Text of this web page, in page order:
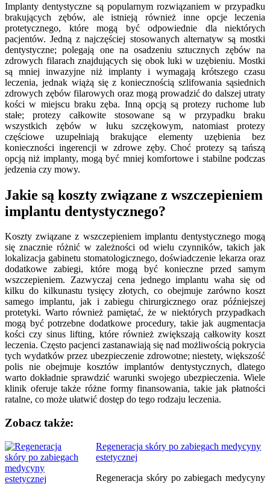
Implanty dentystyczne są popularnym rozwiązaniem w przypadku
brakujących zębów, ale istnieją również inne opcje leczenia
protetycznego, które mogą być odpowiednie dla niektórych
pacjentów. Jedną z najczęściej stosowanych alternatyw są mostki
dentystyczne; polegają one na osadzeniu sztucznych zębów na
zdrowych filarach znajdujących się obok luki w uzębieniu. Mostki
są mniej inwazyjne niż implanty i wymagają krótszego czasu
leczenia, jednak wiążą się z koniecznością szlifowania sąsiednich
zdrowych zębów filarowych oraz mogą prowadzić do dalszej utraty
kości w miejscu braku zęba. Inną opcją są protezy ruchome lub
stałe; protezy całkowite stosowane są w przypadku braku
wszystkich zębów w łuku szczękowym, natomiast protezy
częściowe uzupełniają brakujące elementy uzębienia bez
konieczności ingerencji w zdrowe zęby. Choć protezy są tańszą
opcją niż implanty, mogą być mniej komfortowe i stabilne podczas
jedzenia czy mowy.
Jakie są koszty związane z wszczepieniem
implantu dentystycznego?
Koszty związane z wszczepieniem implantu dentystycznego mogą
się znacznie różnić w zależności od wielu czynników, takich jak
lokalizacja gabinetu stomatologicznego, doświadczenie lekarza oraz
dodatkowe zabiegi, które mogą być konieczne przed samym
wszczepieniem. Zazwyczaj cena jednego implantu waha się od
kilku do kilkunastu tysięcy złotych, co obejmuje zarówno koszt
samego implantu, jak i zabiegu chirurgicznego oraz późniejszej
protetyki. Warto również pamiętać, że w niektórych przypadkach
mogą być potrzebne dodatkowe procedury, takie jak augmentacja
kości czy sinus lifting, które również zwiększają całkowity koszt
leczenia. Często pacjenci zastanawiają się nad możliwością pokrycia
tych wydatków przez ubezpieczenie zdrowotne; niestety, większość
polis nie obejmuje kosztów implantów dentystycznych, dlatego
warto dokładnie sprawdzić warunki swojego ubezpieczenia. Wiele
klinik oferuje także różne formy finansowania, takie jak płatności
ratalne, co może ułatwić dostęp do tego rodzaju leczenia.
Zobacz także:
Regeneracja skóry po zabiegach medycyny
estetycznej
Regeneracja skóry po zabiegach medycyny
Nawigacja
wpisu